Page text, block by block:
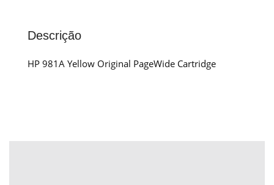
Descrição
HP 981A Yellow Original PageWide Cartridge